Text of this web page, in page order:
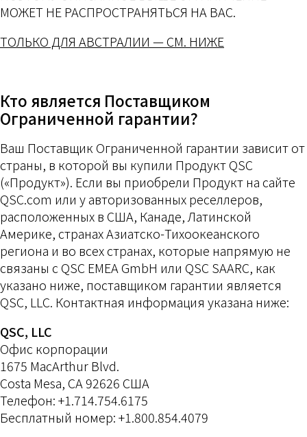
МОЖЕТ НЕ РАСПРОСТРАНЯТЬСЯ НА ВАС.
ТОЛЬКО ДЛЯ АВСТРАЛИИ — СМ. НИЖЕ
Кто является Поставщиком
Ограниченной гарантии?
Ваш Поставщик Ограниченной гарантии зависит от
страны, в которой вы купили Продукт QSC
(«Продукт»). Если вы приобрели Продукт на сайте
QSC.com или у авторизованных реселлеров,
расположенных в США, Канаде, Латинской
Америке, странах Азиатско-Тихоокеанского
региона и во всех странах, которые напрямую не
связаны с QSC EMEA GmbH или QSC SAARC, как
указано ниже, поставщиком гарантии является
QSC, LLC. Контактная информация указана ниже:
QSC, LLC
Офис корпорации
1675 MacArthur Blvd.
Costa Mesa, CA 92626 США
Телефон: +1.714.754.6175
Бесплатный номер: +1.800.854.4079